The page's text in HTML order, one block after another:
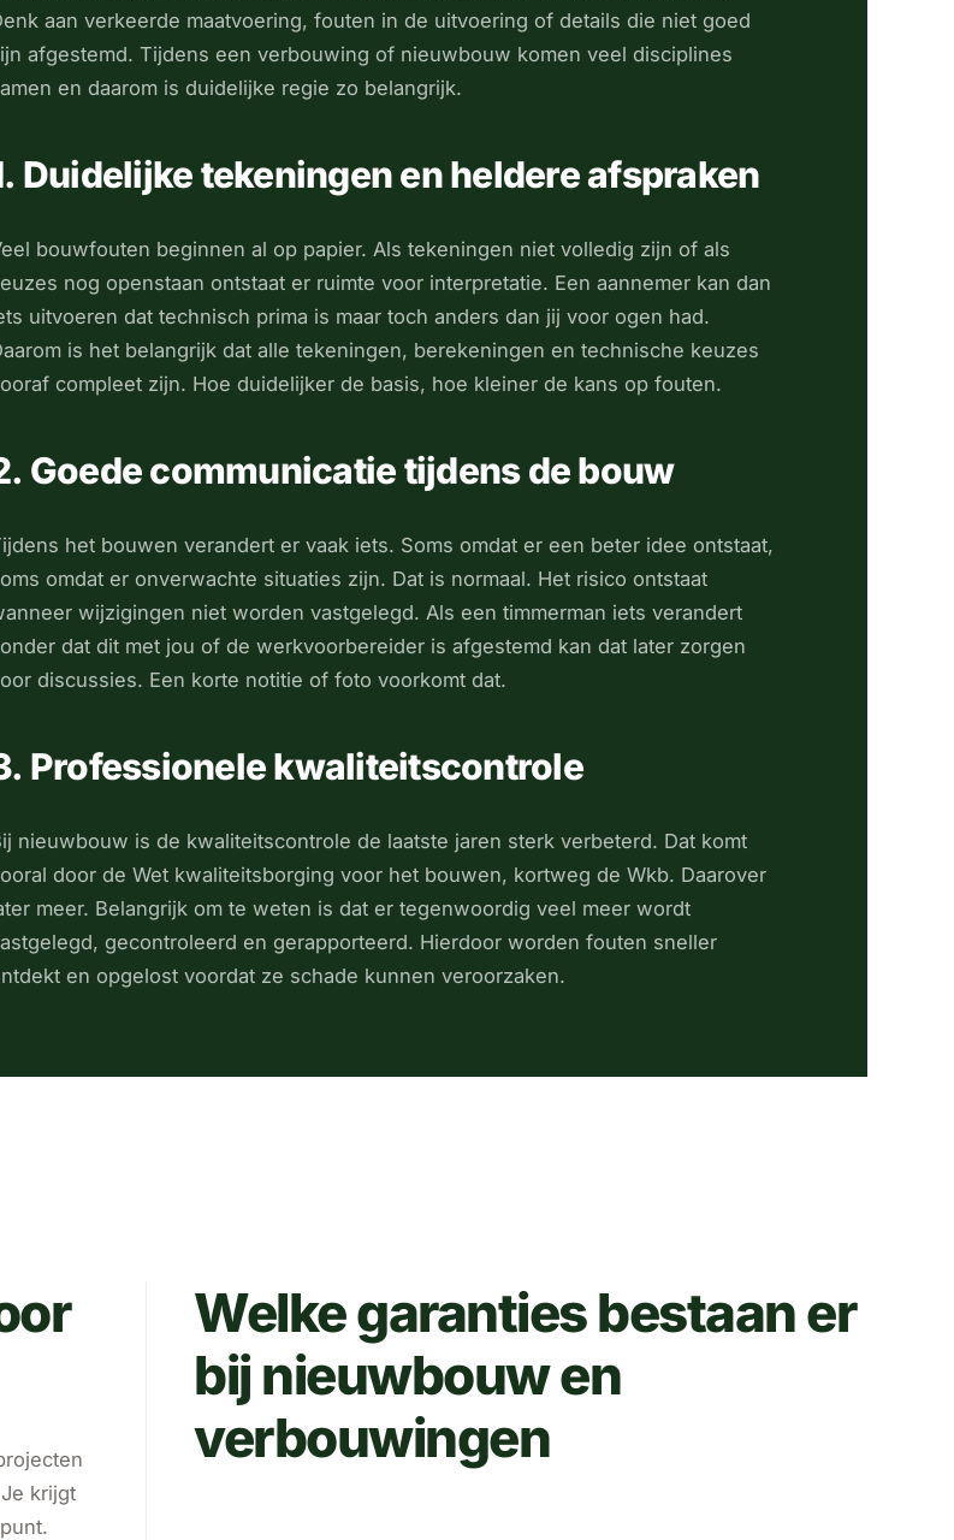
aan verkeerde maatvoering, fouten in de uitvoering of details die niet goed
afgestemd. Tijdens een verbouwing of nieuwbouw komen veel disciplines
en daarom is duidelijke regie zo belangrijk.
Duidelijke tekeningen en heldere afspraken
bouwfouten beginnen al op papier. Als tekeningen niet volledig zijn of als
nog openstaan ontstaat er ruimte voor interpretatie. Een aannemer kan dan
uitvoeren dat technisch prima is maar toch anders dan jij voor ogen had.
is het belangrijk dat alle tekeningen, berekeningen en technische keuzes
compleet zijn. Hoe duidelijker de basis, hoe kleiner de kans op fouten.
Goede communicatie tijdens de bouw
het bouwen verandert er vaak iets. Soms omdat er een beter idee ontstaat,
omdat er onverwachte situaties zijn. Dat is normaal. Het risico ontstaat
wijzigingen niet worden vastgelegd. Als een timmerman iets verandert
dat dit met jou of de werkvoorbereider is afgestemd kan dat later zorgen
discussies. Een korte notitie of foto voorkomt dat.
Professionele kwaliteitscontrole
nieuwbouw is de kwaliteitscontrole de laatste jaren sterk verbeterd. Dat komt
door de Wet kwaliteitsborging voor het bouwen, kortweg de Wkb. Daarover
meer. Belangrijk om te weten is dat er tegenwoordig veel meer wordt
gecontroleerd en gerapporteerd. Hierdoor worden fouten sneller
en opgelost voordat ze schade kunnen veroorzaken.
krijgt
Welke garanties bestaan er
bij nieuwbouw en
verbouwingen